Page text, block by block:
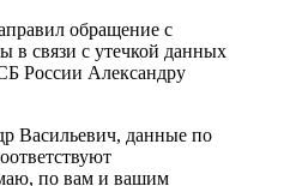
обращение с
в связи с утечкой данных
России Александру
Васильевич, данные по
по вам и вашим